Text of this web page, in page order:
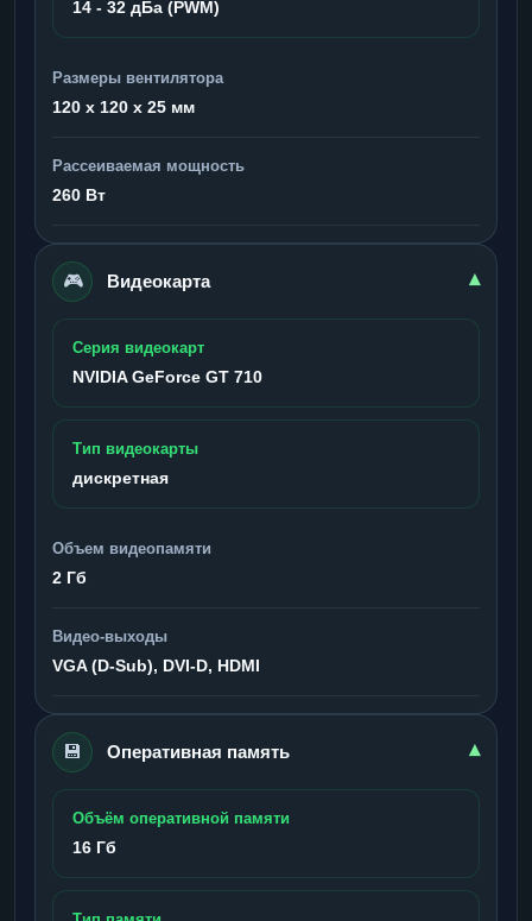
14 - 32 дБа (PWM)
Размеры вентилятора
120 x 120 x 25 мм
Рассеиваемая мощность
260 Вт
🎮 Видеокарта ▾
Серия видеокарт
NVIDIA GeForce GT 710
Тип видеокарты
дискретная
Объем видеопамяти
2 Гб
Видео-выходы
VGA (D-Sub), DVI-D, HDMI
💾 Оперативная память ▾
Объём оперативной памяти
16 Гб